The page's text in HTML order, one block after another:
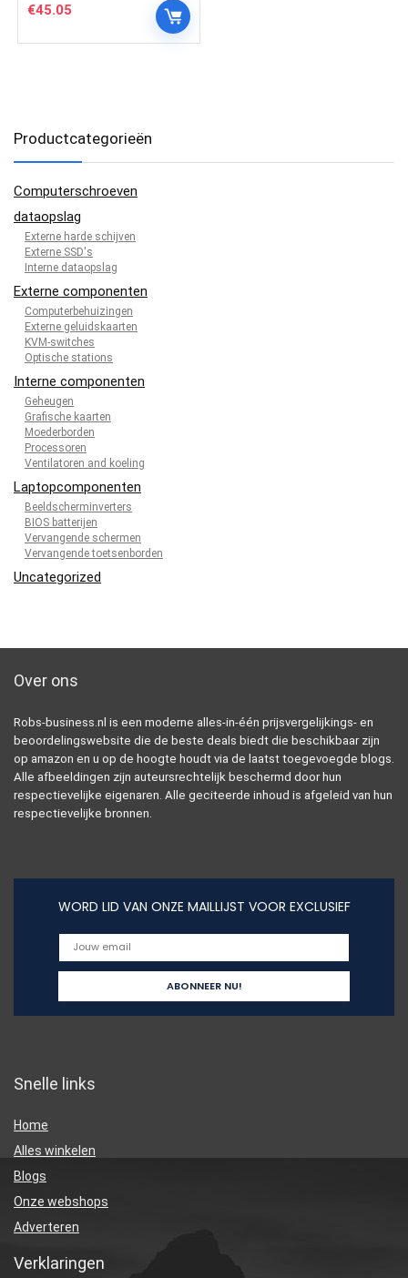
€45.05
Productcategorieën
Computerschroeven
dataopslag
Externe harde schijven
Externe SSD's
Interne dataopslag
Externe componenten
Computerbehuizingen
Externe geluidskaarten
KVM-switches
Optische stations
Interne componenten
Geheugen
Grafische kaarten
Moederborden
Processoren
Ventilatoren and koeling
Laptopcomponenten
Beeldscherminverters
BIOS batterijen
Vervangende schermen
Vervangende toetsenborden
Uncategorized
Over ons
Robs-business.nl is een moderne alles-in-één prijsvergelijkings- en
beoordelingswebsite die de beste deals biedt die beschikbaar zijn
op amazon en u op de hoogte houdt via de laatst toegevoegde blogs.
Alle afbeeldingen zijn auteursrechtelijk beschermd door hun
respectievelijke eigenaren. Alle geciteerde inhoud is afgeleid van hun
respectievelijke bronnen.
WORD LID VAN ONZE MAILLIJST VOOR EXCLUSIEF
Snelle links
Home
Alles winkelen
Blogs
Onze webshops
Adverteren
Verklaringen